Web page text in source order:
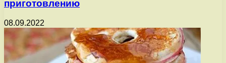
приготовлению
08.09.2022